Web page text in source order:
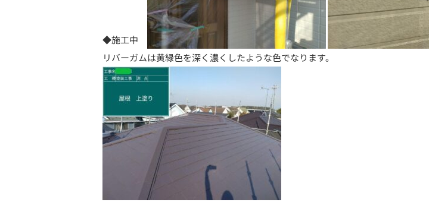
◆施工中
リバーガムは黄緑色を深く濃くしたような色でなります。